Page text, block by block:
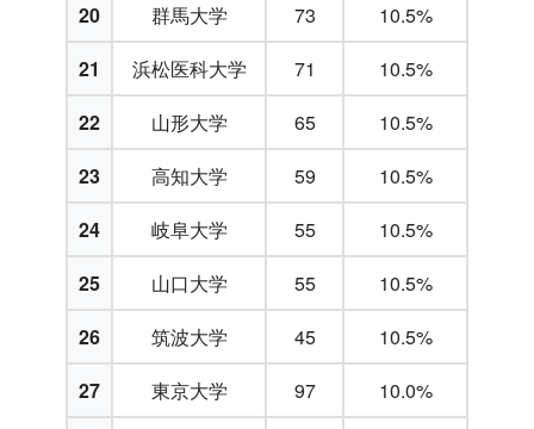
20
群馬大学 73
10.5%
21
浜松医科大学 71
10.5%
22
山形大学 65
10.5%
23
高知大学 59
10.5%
24
岐阜大学 55
10.5%
25
山口大学 55
10.5%
26
筑波大学 45
10.5%
27
東京大学 97 10.0%